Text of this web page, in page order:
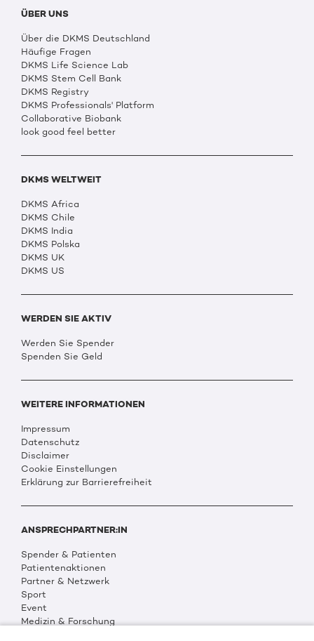
ÜBER UNS
Über die DKMS Deutschland
Häufige Fragen
DKMS Life Science Lab
DKMS Stem Cell Bank
DKMS Registry
DKMS Professionals' Platform
Collaborative Biobank
look good feel better
DKMS WELTWEIT
DKMS Africa
DKMS Chile
DKMS India
DKMS Polska
DKMS UK
DKMS US
WERDEN SIE AKTIV
Werden Sie Spender
Spenden Sie Geld
WEITERE INFORMATIONEN
Impressum
Datenschutz
Disclaimer
Cookie Einstellungen
Erklärung zur Barrierefreiheit
ANSPRECHPARTNER:IN
Spender & Patienten
Patientenaktionen
Partner & Netzwerk
Sport
Event
Medizin & Forschung